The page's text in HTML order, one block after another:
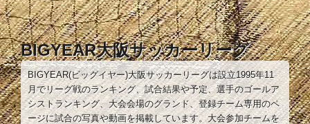
プ
BIGYEAR大阪サッカーリーグ
BIGYEAR(ビッグイヤー)大阪サッカーリーグは設立1995年11
月でリーグ戦のランキング、試合結果や予定、選手のゴールア
シストランキング、大会会場のグランド、登録チーム専用のペ
ージに試合の写真や動画を掲載しています。大会参加チームを